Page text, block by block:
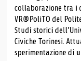
collaborazione tra i
VR@PoliTO del
Studi storici
Civiche Torinesi.
sperimentazione di